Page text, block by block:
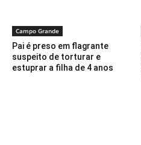
Campo Grande
Pai é preso em flagrante
suspeito de torturar e
estuprar a filha de 4 anos